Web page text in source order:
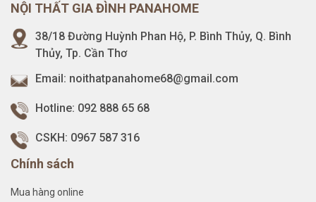
NỘI THẤT GIA ĐÌNH PANAHOME
38/18 Đường Huỳnh Phan Hộ, P. Bình Thủy, Q. Bình
Thủy, Tp. Cần Thơ
Email: noithatpanahome68@gmail.com
Hotline: 092 888 65 68
CSKH: 0967 587 316
Chính sách
Mua hàng online